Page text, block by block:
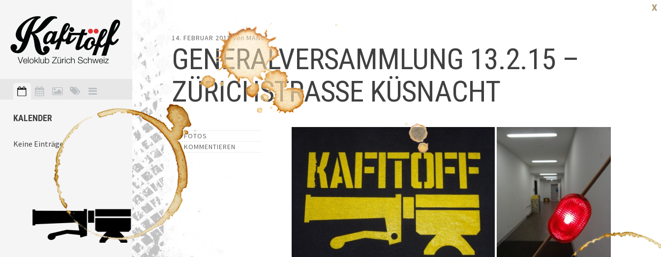
X
KALENDER
Keine Einträge
14. FEBRUAR 2015von MANU
GENERALVERSAMMLUNG 13.2.15 –
ZÜRICHSTRASSE KÜSNACHT
FOTOS
KOMMENTIEREN